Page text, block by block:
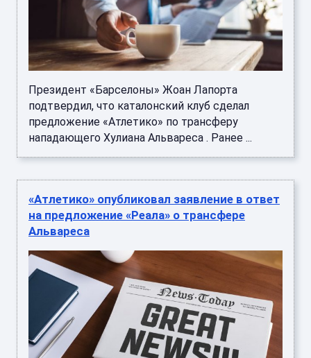
Президент «Барселоны» Жоан Лапорта
подтвердил, что каталонский клуб сделал
предложение «Атлетико» по трансферу
нападающего Хулиана Альвареса . Ранее ...
«Атлетико» опубликовал заявление в ответ
на предложение «Реала» о трансфере
Альвареса